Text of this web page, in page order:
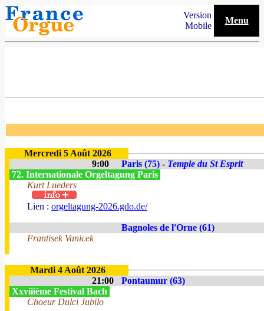
Version
Mobile
Menu
Mercredi 5 Août 2026
9:00
Paris (75) - Temple du St Esprit
72. Internationale Orgeltagung Paris
Kurt Lueders
Lien : orgeltagung-2026.gdo.de/
Bagnoles de l'Orne (61)
Frantisek Vanicek
Mardi 4 Août 2026
21:00
Pontaumur (63)
Xxviiième Festival Bach
Choeur Dulci Jubilo